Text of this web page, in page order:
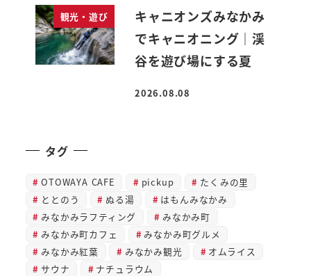
観光・遊び
キャニオンズみなかみ
でキャニオニング｜渓
谷を遊び場にする夏
投稿日
2026.08.08
タグ
OTOWAYA CAFE pickup
たくみの里
ととのう
ぬる湯
はもんみなかみ
みなかみラフティング
みなかみ町
みなかみ町カフェ
みなかみ町グルメ
みなかみ紅葉
みなかみ観光
オムライス
サウナ
ナチュラウム